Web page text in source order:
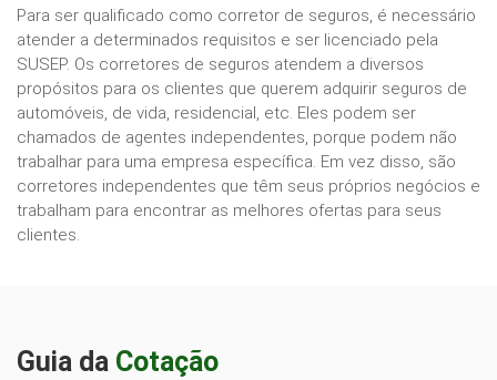
Para ser qualificado como corretor de seguros, é necessário
atender a determinados requisitos e ser licenciado pela
SUSEP. Os corretores de seguros atendem a diversos
propósitos para os clientes que querem adquirir seguros de
automóveis, de vida, residencial, etc. Eles podem ser
chamados de agentes independentes, porque podem não
trabalhar para uma empresa específica. Em vez disso, são
corretores independentes que têm seus próprios negócios e
trabalham para encontrar as melhores ofertas para seus
clientes.
Guia da Cotação